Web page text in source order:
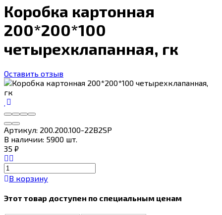
Коробка картонная
200*200*100
четырехклапанная, гк
Оставить отзыв
Артикул: 200.200.100-22B2SP
В наличии: 5900 шт.
35 ₽
В корзину
Этот товар доступен по специальным ценам